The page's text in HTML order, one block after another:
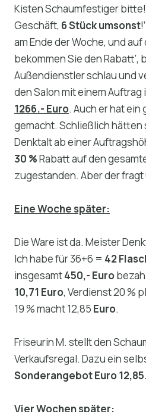
Kisten Schaumfestiger
Geschäft, 6 Stück umsonst
am Ende der Woche, und
bekommen Sie den Rabatt’,
Außendienstler schlau und
den Salon mit einem
1266.- Euro. Auch er hat
gemacht. Schließlich hätten
Denktalt ab einer
30 %Rabatt auf den
zugestanden. Aber der fragt
Eine Woche später:
Die Ware ist da. Meister
Ich habe für 36+6 = 42
insgesamt450,- Euro
10,71 Euro, Verdienst 20 %
19 % macht 12,85 Euro.
Friseurin M. stellt den
Verkaufsregal. Dazu ein
Sonderangebot Euro
Vier Wochen später: